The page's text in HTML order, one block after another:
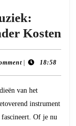
Kosten
18:58
van het
instrument
fascineert. Of je nu